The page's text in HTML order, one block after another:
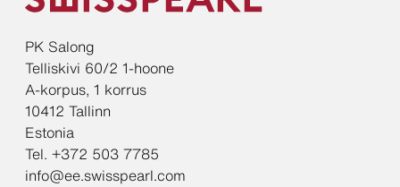
PK Salong
Telliskivi 60/2 1-hoone
A-korpus, 1 korrus
10412 Tallinn
Estonia
Tel. +372 503 7785
info@ee.swisspearl.com